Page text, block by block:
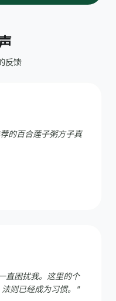
反馈
的百合莲子粥方子真
直困扰我。这里的个
则已经成为习惯。"